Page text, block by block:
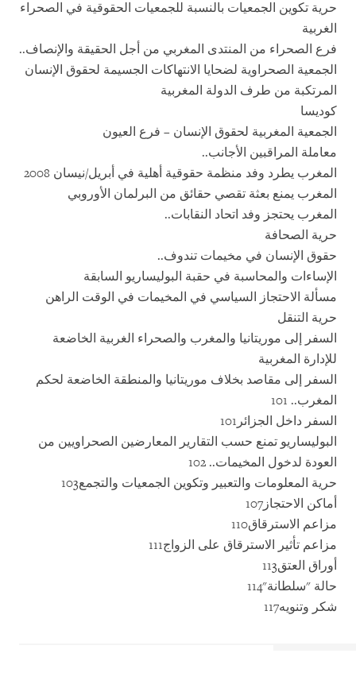
حرية تكوين الجمعيات بالنسبة للجمعيات الحقوقية في الصحراء
الغربية
فرع الصحراء من المنتدى المغربي من أجل الحقيقة والإنصاف..
الجمعية الصحراوية لضحايا الانتهاكات الجسيمة لحقوق الإنسان
المرتكبة من طرف الدولة المغربية
كوديسا
الجمعية المغربية لحقوق الإنسان – فرع العيون
معاملة المراقبين الأجانب..
المغرب يطرد وفد منظمة حقوقية أهلية في أبريل/نيسان 2008
المغرب يمنع بعثة تقصي حقائق من البرلمان الأوروبي
المغرب يحتجز وفد اتحاد النقابات..
حرية الصحافة
حقوق الإنسان في مخيمات تندوف..
الإساءات والمحاسبة في حقبة البوليساريو السابقة
مسألة الاحتجاز السياسي في المخيمات في الوقت الراهن
حرية التنقل
السفر إلى موريتانيا والمغرب والصحراء الغربية الخاضعة
للإدارة المغربية
السفر إلى مقاصد بخلاف موريتانيا والمنطقة الخاضعة لحكم
المغرب.. 101
السفر داخل الجزائر101
البوليساريو تمنع حسب التقارير المعارضين الصحراويين من
العودة لدخول المخيمات.. 102
حرية المعلومات والتعبير وتكوين الجمعيات والتجمع103
أماكن الاحتجاز107
مزاعم الاسترقاق110
مزاعم تأثير الاسترقاق على الزواج111
أوراق العتق113
حالة "سلطانة"114
شكر وتنويه117